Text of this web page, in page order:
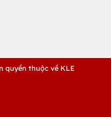
quyền thuộc về KLE